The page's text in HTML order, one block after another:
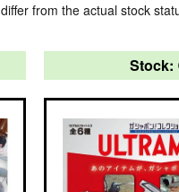
from the actual stock
Stock: